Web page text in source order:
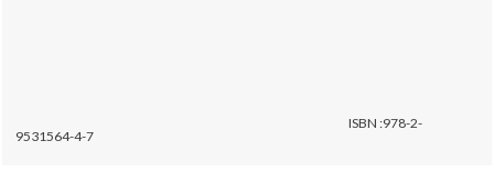
ISBN :978-2-
9531564-4-7